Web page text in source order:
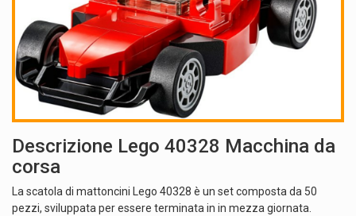
Descrizione Lego 40328 Macchina da
corsa
La scatola di mattoncini Lego 40328 è un set composta da 50
pezzi, sviluppata per essere terminata in in mezza giornata.